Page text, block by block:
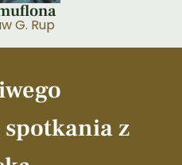
G. Rup
z